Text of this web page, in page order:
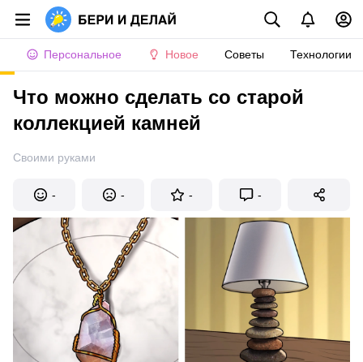
Персональное Новое Советы Технологии
Что можно сделать со старой
коллекцией камней
Своими руками
- - - -